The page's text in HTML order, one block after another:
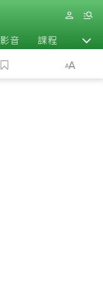
影音 課程 退休